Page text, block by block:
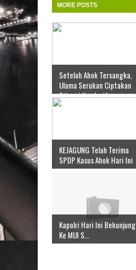
MORE POSTS
Setelah Ahok Tersangka,
Ulama Serukan Ciptakan
Situasi Kondusif
KEJAGUNG Telah Terima
SPDP Kasus Ahok Hari Ini
Kapolri Hari Ini Bekunjung
Ke MUI S...